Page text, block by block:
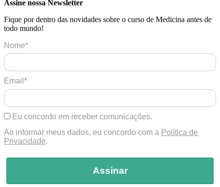
Assine nossa Newsletter
Fique por dentro das novidades sobre o curso de Medicina antes de
todo mundo!
Nome*
Email*
Eu concordo em receber comunicações.
Ao informar meus dados, eu concordo com a Política de
Privacidade.
Assinar